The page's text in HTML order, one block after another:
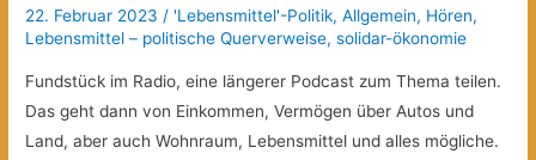
22. Februar 2023 / 'Lebensmittel'-Politik,Allgemein, Hören,
Lebensmittel – politische Querverweise,solidar-ökonomie
Fundstück im Radio, eine längerer Podcast zum Thema teilen.
Das geht dann von Einkommen, Vermögen über Autos und
Land, aber auch Wohnraum, Lebensmittel und alles mögliche.